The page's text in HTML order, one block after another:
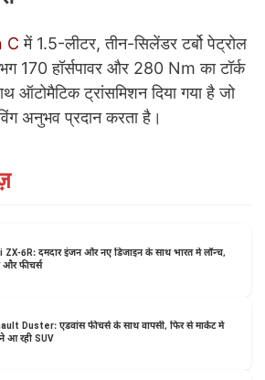
C में 1.5-लीटर, तीन-सिलेंडर टर्बो पेट्रोल
170 हॉर्सपावर और 280 Nm का टॉर्क
ऑटोमैटिक ट्रांसमिशन दिया गया है जो
अनुभव प्रदान करता है।
ZX-6R: दमदार इंजन और नए डिजाइन के साथ भारत में लॉन्च,
और फीचर्स
Duster: एडवांस फीचर्स के साथ वापसी, फिर से मार्केट में
आ रही SUV